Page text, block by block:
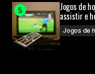
Jogos de
assistir e
Jogos de